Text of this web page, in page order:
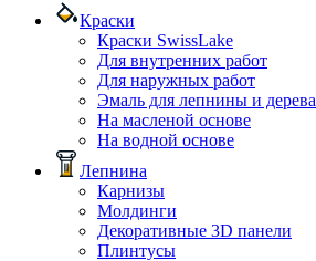
Краски
Краски SwissLake
Для внутренних работ
Для наружных работ
Эмаль для лепнины и дерева
На масленой основе
На водной основе
Лепнина
Карнизы
Молдинги
Декоративные 3D панели
Плинтусы